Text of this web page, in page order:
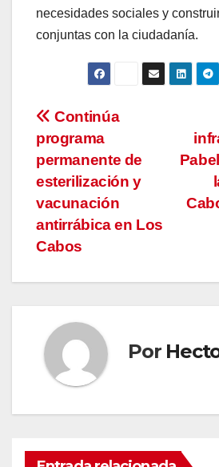
necesidades sociales y
conjuntas con la ciudadanía.
Navegación
de
entradas
Continúa
programa
permanente de
esterilización y
vacunación
antirrábica en Los
Cabos
Por